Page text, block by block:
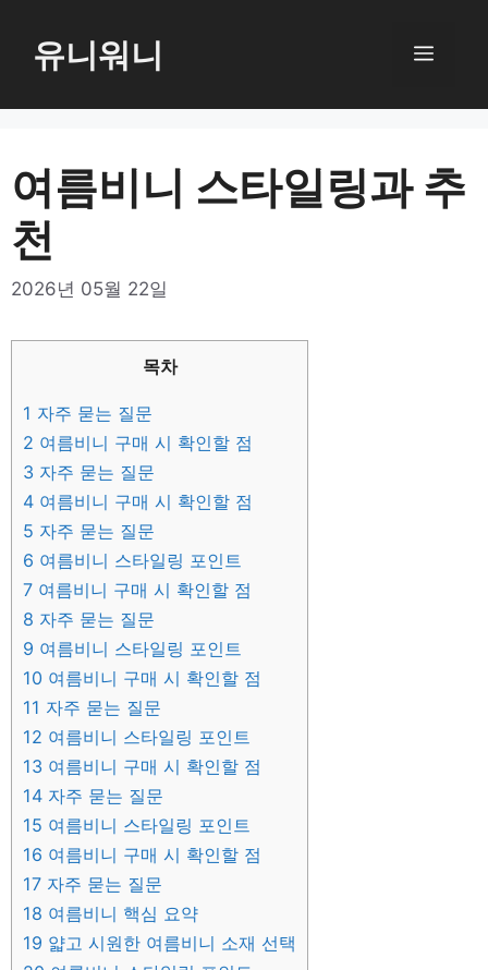
로
뛰
기
유니워니 메
여름비니 스타일링과 추
천
2026년 05월 22일
목차
1 자주 묻는 질문
2 여름비니 구매 시 확인할 점
3 자주 묻는 질문
4 여름비니 구매 시 확인할 점
5 자주 묻는 질문
6 여름비니 스타일링 포인트
7 여름비니 구매 시 확인할 점
8 자주 묻는 질문
9 여름비니 스타일링 포인트
10 여름비니 구매 시 확인할 점
11 자주 묻는 질문
12 여름비니 스타일링 포인트
13 여름비니 구매 시 확인할 점
14 자주 묻는 질문
15 여름비니 스타일링 포인트
16 여름비니 구매 시 확인할 점
17 자주 묻는 질문
18 여름비니 핵심 요약
19 얇고 시원한 여름비니 소재 선택